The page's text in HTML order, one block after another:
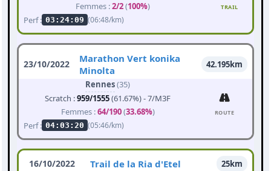
Femmes :2/2(100%)
Perf : 03:24:09 (06:48/km)
TRAIL
23/10/2022
Marathon Vert konika
Minolta
42.195km
Rennes(35)
Scratch :959/1555(61.67%) - 7/M3F
Femmes :64/190(33.68%)
Perf : 04:03:20 (05:46/km)
ROUTE
16/10/2022 Trail de la Ria d'Etel
25km